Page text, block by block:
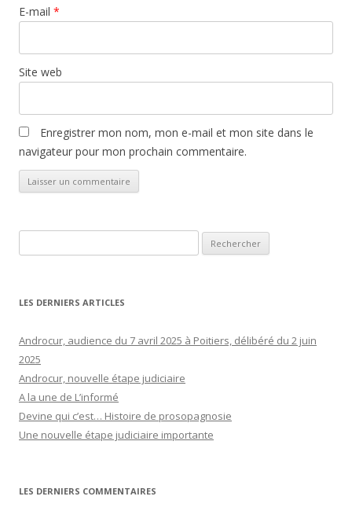
E-mail *
Site web
Enregistrer mon nom, mon e-mail et mon site dans le
navigateur pour mon prochain commentaire.
LES DERNIERS ARTICLES
Androcur, audience du 7 avril 2025 à Poitiers, délibéré du 2 juin
2025
Androcur, nouvelle étape judiciaire
A la une de L’informé
Devine qui c’est… Histoire de prosopagnosie
Une nouvelle étape judiciaire importante
LES DERNIERS COMMENTAIRES